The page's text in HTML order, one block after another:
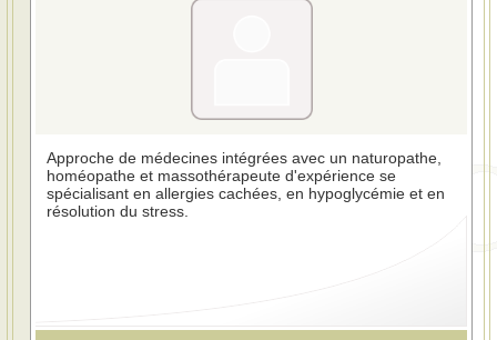
Approche de médecines intégrées avec un naturopathe,
homéopathe et massothérapeute d'expérience se
spécialisant en allergies cachées, en hypoglycémie et en
résolution du stress.